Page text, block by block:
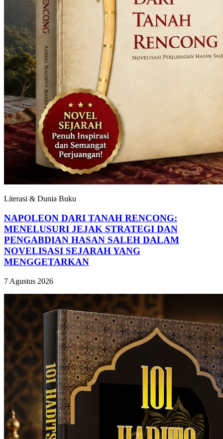
Literasi & Dunia Buku
NAPOLEON DARI TANAH RENCONG:
MENELUSURI JEJAK STRATEGI DAN
PENGABDIAN HASAN SALEH DALAM
NOVELISASI SEJARAH YANG
MENGGETARKAN
7 Agustus 2026